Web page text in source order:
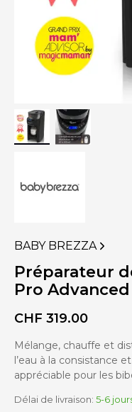
VOIR
PLUS
DE
PRODUITS
BABY BREZZA
Préparateur
Pro
CHF 319.00
Mélange, chauffe et
l’eau à la consistance
appréciable pour les
Délai de livraison: 5-6